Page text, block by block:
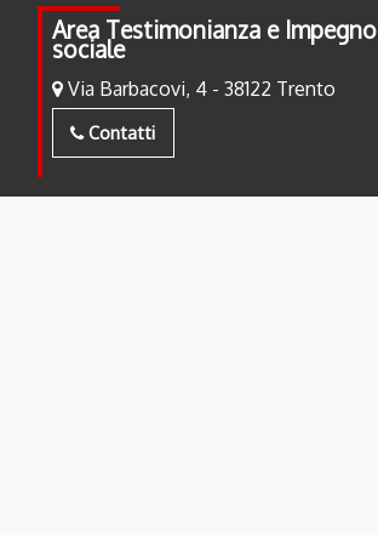
Area Testimonianza e Impegno
sociale
Via Barbacovi, 4 - 38122 Trento
Contatti